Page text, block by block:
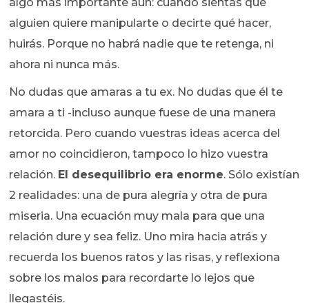
alguien quiere manipularte o decirte qué hacer,
huirás. Porque no habrá nadie que te retenga, ni
ahora ni nunca más.
No dudas que amaras a tu ex. No dudas que él te
amara a ti -incluso aunque fuese de una manera
retorcida. Pero cuando vuestras ideas acerca del
amor no coincidieron, tampoco lo hizo vuestra
relación. El desequilibrio era enorme. Sólo existían
2 realidades: una de pura alegría y otra de pura
miseria. Una ecuación muy mala para que una
relación dure y sea feliz. Uno mira hacia atrás y
recuerda los buenos ratos y las risas, y reflexiona
sobre los malos para recordarte lo lejos que
llegastéis.